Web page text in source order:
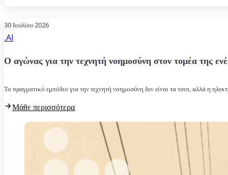
30 Ιουλίου 2026
.AI
Ο αγώνας για την τεχνητή νοημοσύνη στον τομέα της
Το πραγματικό εμπόδιο για την τεχνητή νοημοσύνη δεν είναι τα τσιπ, αλλά η
Μάθε περισσότερα